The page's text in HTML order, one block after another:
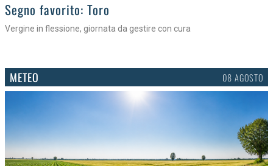
>
Segno favorito: Toro
Vergine in flessione, giornata da gestire con cura
METEO 08 AGOSTO